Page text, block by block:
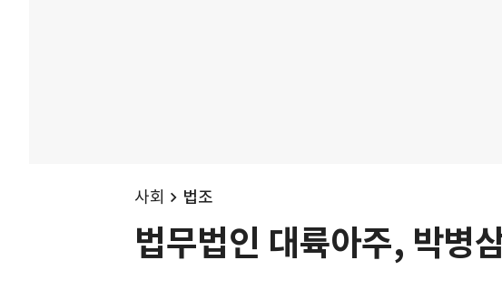
사회 법조
법무법인 대륙아주, 박병